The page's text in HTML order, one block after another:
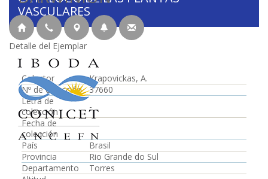
VASCULARES
Detalle del Ejemplar
Colector
Krapovickas, A.
Nº de colección
37660
Letra de
colección
-
Fecha de
colección
País
Brasil
Provincia
Rio Grande do Sul
Departamento
Torres